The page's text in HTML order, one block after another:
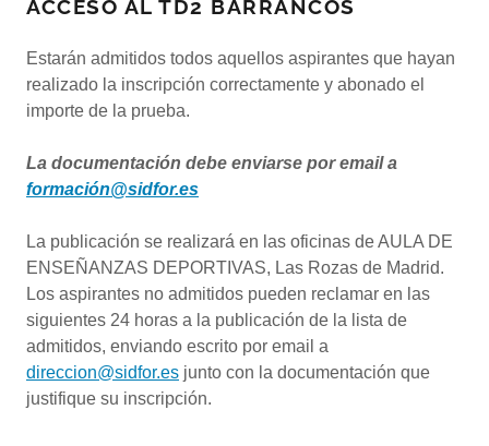
ACCESO AL TD2 BARRANCOS
Estarán admitidos todos aquellos aspirantes que hayan
realizado la inscripción correctamente y abonado el
importe de la prueba.
La documentación debe enviarse por email a
formación@sidfor.es
La publicación se realizará en las oficinas de AULA DE
ENSEÑANZAS DEPORTIVAS, Las Rozas de Madrid.
Los aspirantes no admitidos pueden reclamar en las
siguientes 24 horas a la publicación de la lista de
admitidos, enviando escrito por email a
direccion@sidfor.es junto con la documentación que
justifique su inscripción.